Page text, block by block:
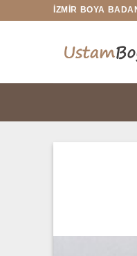
İZMİR BOYA